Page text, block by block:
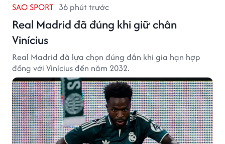
SAO SPORT 36 phút trước
Real Madrid đã đúng khi giữ chân
Vinícius
Real Madrid đã lựa chọn đúng đắn khi gia hạn hợp
đồng với Vinícius đến năm 2032.